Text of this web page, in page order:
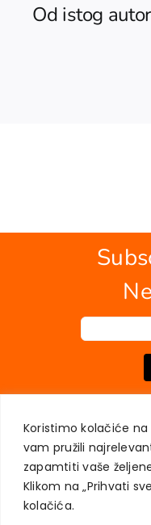
Koristimo kolačiće
vam pružili
zapamtiti vaše
Klikom na „Prihvati
kolačića.
Od istog
USER